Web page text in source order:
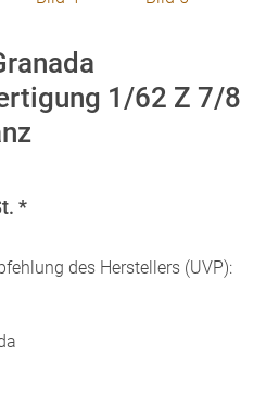
1/62 Z 7/8
*
des Herstellers (UVP):